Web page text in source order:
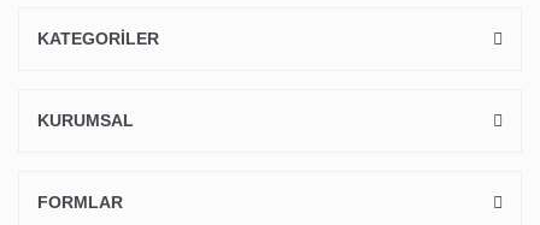
KATEGORİLER
KURUMSAL
FORMLAR